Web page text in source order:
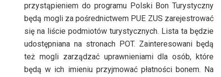
przystąpieniem do programu Polski Bon Turystyczny
będą mogli za pośrednictwem PUE ZUS zarejestrować
się na liście podmiotów turystycznych. Lista ta będzie
udostępniana na stronach POT. Zainteresowani będą
też mogli zarządzać uprawnieniami dla osób, które
będą w ich imieniu przyjmować płatności bonem. Na